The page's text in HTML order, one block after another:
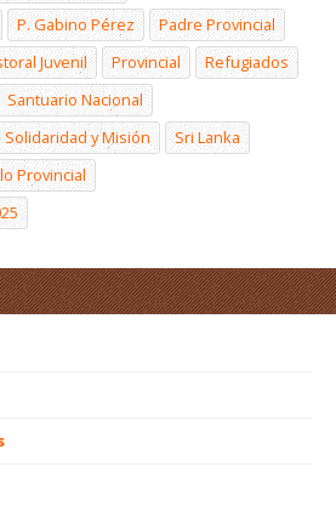
P. Gabino Pérez
Padre Provincial
Juvenil Provincial
Refugiados
Santuario Nacional
Solidaridad y Misión
Sri Lanka
Provincial